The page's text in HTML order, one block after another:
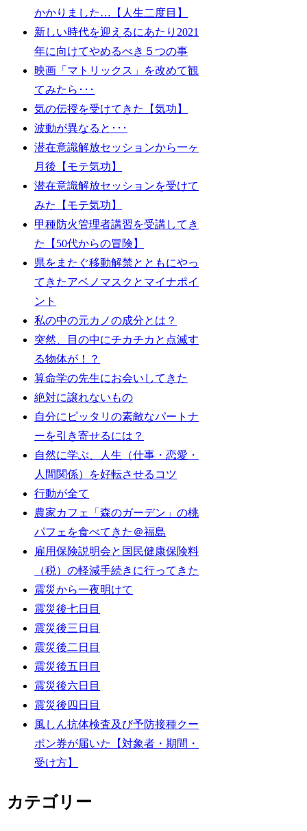
かかりました…【人生二度目】
新しい時代を迎えるにあたり2021
年に向けてやめるべき５つの事
映画「マトリックス」を改めて観
てみたら･･･
気の伝授を受けてきた【気功】
波動が異なると･･･
潜在意識解放セッションから一ヶ
月後【モテ気功】
潜在意識解放セッションを受けて
みた【モテ気功】
甲種防火管理者講習を受講してき
た【50代からの冒険】
県をまたぐ移動解禁とともにやっ
てきたアベノマスクとマイナポイ
ント
私の中の元カノの成分とは？
突然、目の中にチカチカと点滅す
る物体が！？
算命学の先生にお会いしてきた
絶対に譲れないもの
自分にピッタリの素敵なパートナ
ーを引き寄せるには？
自然に学ぶ、人生（仕事・恋愛・
人間関係）を好転させるコツ
行動が全て
農家カフェ「森のガーデン」の桃
パフェを食べてきた＠福島
雇用保険説明会と国民健康保険料
（税）の軽減手続きに行ってきた
震災から一夜明けて
震災後七日目
震災後三日目
震災後二日目
震災後五日目
震災後六日目
震災後四日目
風しん抗体検査及び予防接種クー
ポン券が届いた【対象者・期間・
受け方】
カテゴリー